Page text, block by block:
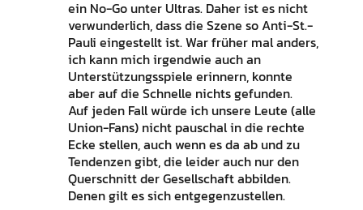
ein No-Go unter Ultras. Daher ist es nicht
verwunderlich, dass die Szene so Anti-St.-
Pauli eingestellt ist. War früher mal anders,
ich kann mich irgendwie auch an
Unterstützungsspiele erinnern, konnte
aber auf die Schnelle nichts gefunden.
Auf jeden Fall würde ich unsere Leute (alle
Union-Fans) nicht pauschal in die rechte
Ecke stellen, auch wenn es da ab und zu
Tendenzen gibt, die leider auch nur den
Querschnitt der Gesellschaft abbilden.
Denen gilt es sich entgegenzustellen.